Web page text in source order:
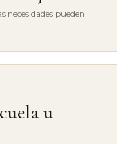
necesidades pueden
u